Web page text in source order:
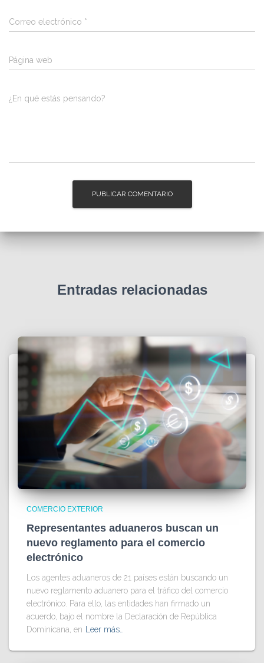
Correo electrónico *
Página web
¿En qué estás pensando?
Entradas relacionadas
COMERCIO EXTERIOR
Representantes aduaneros buscan un
nuevo reglamento para el comercio
electrónico
Los agentes aduaneros de 21 países están buscando un
nuevo reglamento aduanero para el tráfico del comercio
electrónico. Para ello, las entidades han firmado un
acuerdo, bajo el nombre la Declaración de República
Dominicana, en
Leer más…